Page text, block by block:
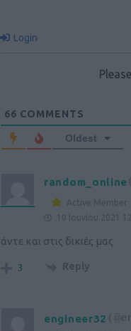
Login
66 COMMENTS
Oldest
random_online
Active Member
10 Ιουνίου 2021
άντε και στις δικιές μας
3 Reply
engineer32